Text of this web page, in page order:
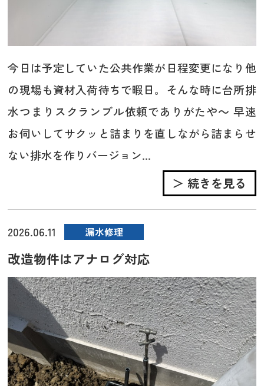
今日は予定していた公共作業が日程変更になり他
の現場も資材入荷待ちで暇日。そんな時に台所排
水つまりスクランブル依頼でありがたや～ 早速
お伺いしてサクッと詰まりを直しながら詰まらせ
ない排水を作りバージョン...
＞ 続きを見る
2026.06.11 漏水修理
改造物件はアナログ対応